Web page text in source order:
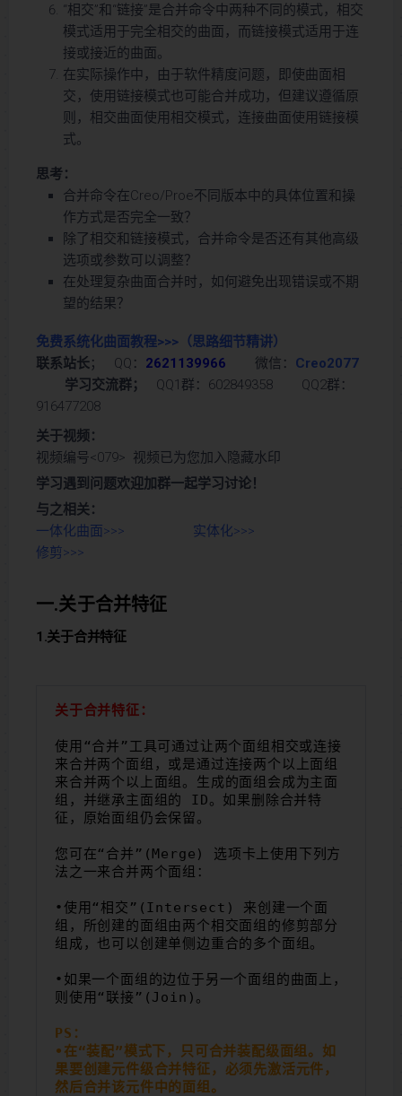
“相交”和“链接”是合并命令中两种不同的模式，相交
模式适用于完全相交的曲面，而链接模式适用于连
接或接近的曲面。
在实际操作中，由于软件精度问题，即使曲面相
交，使用链接模式也可能合并成功，但建议遵循原
则，相交曲面使用相交模式，连接曲面使用链接模
式。
思考：
合并命令在Creo/Proe不同版本中的具体位置和操
作方式是否完全一致？
除了相交和链接模式，合并命令是否还有其他高级
选项或参数可以调整？
在处理复杂曲面合并时，如何避免出现错误或不期
望的结果？
免费系统化曲面教程>>> （思路细节精讲）
联系站长； QQ： 2621139966 微信： Creo2077
学习交流群；
QQ1群：602849358 QQ2群：
916477208
关于视频：
视频编号<079> 视频已为您加入隐藏水印
学习遇到问题欢迎加群一起学习讨论！
与之相关：
一体化曲面>>>
实体化>>>
修剪>>>
一.关于合并特征
1.关于合并特征
关于合并特征：
使用“合并”工具可通过让两个面组相交或连接
来合并两个面组，或是通过连接两个以上面组
来合并两个以上面组。生成的面组会成为主面
组，并继承主面组的 ID。如果删除合并特
征，原始面组仍会保留。
您可在“合并”(Merge) 选项卡上使用下列方
法之一来合并两个面组：
•使用“相交”(Intersect) 来创建一个面
组，所创建的面组由两个相交面组的修剪部分
组成，也可以创建单侧边重合的多个面组。
•如果一个面组的边位于另一个面组的曲面上，
则使用“联接”(Join)。
PS：
•在“装配”模式下，只可合并装配级面组。如
果要创建元件级合并特征，必须先激活元件，
然后合并该元件中的面组。